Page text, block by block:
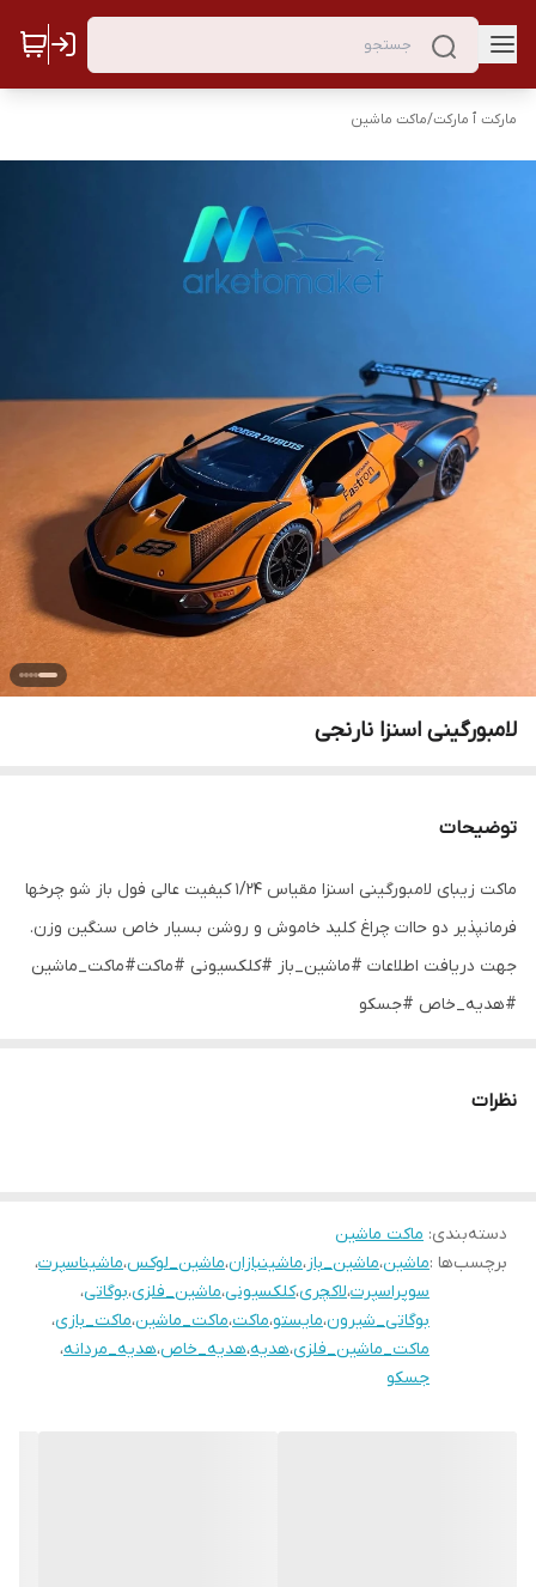
مارکت ٱ مارکت/ماکت ماشین
لامبورگینی اسنزا نارنجی
توضیحات
ماکت زیبای لامبورگینی اسنزا مقیاس ۱/۲۴ کیفیت عالی فول باز شو چرخها
فرمانپذیر دو حاات چراغ کلید خاموش و روشن بسیار خاص سنگین وزن.
جهت دریافت اطلاعات #ماشین_باز #کلکسیونی #ماکت#ماکت_ماشین
#هدیه_خاص #جسکو
نظرات
دسته‌بندی: ماکت ماشین
برچسب‌ها :ماشین،ماشین_باز،ماشینبازان،ماشین_لوکس،ماشیناسپرت،
سوپراسپرت،لاکچری،کلکسیونی،ماشین_فلزی،بوگاتی،
بوگاتی_شیرون،مایستو،ماکت،ماکت_ماشین،ماکت_بازی،
ماکت_ماشین_فلزی،هدیه،هدیه_خاص،هدیه_مردانه،
جسکو